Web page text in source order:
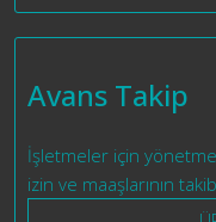
Avans Takip
İşletmeler için
izin ve maaşlarının